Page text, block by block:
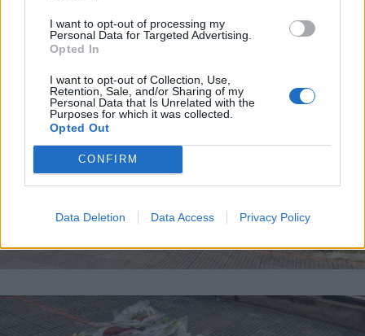
I want to opt-out of processing my
Personal Data for Targeted Advertising.
Opted In
I want to opt-out of Collection, Use,
Retention, Sale, and/or Sharing of my
Personal Data that Is Unrelated with the
Purposes for which it was collected.
Opted Out
CONFIRM
Data Deletion Data Access Privacy Policy